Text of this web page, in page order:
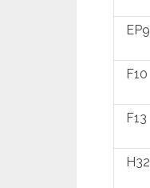
EP9
F10
F13
H32